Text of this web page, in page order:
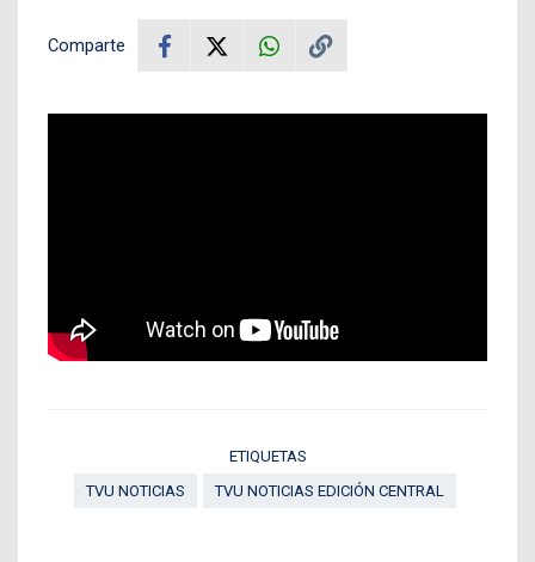
Comparte
ETIQUETAS
TVU NOTICIAS
TVU NOTICIAS EDICIÓN CENTRAL